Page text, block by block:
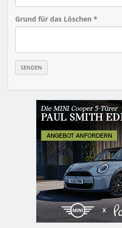
Grund für das Löschen *